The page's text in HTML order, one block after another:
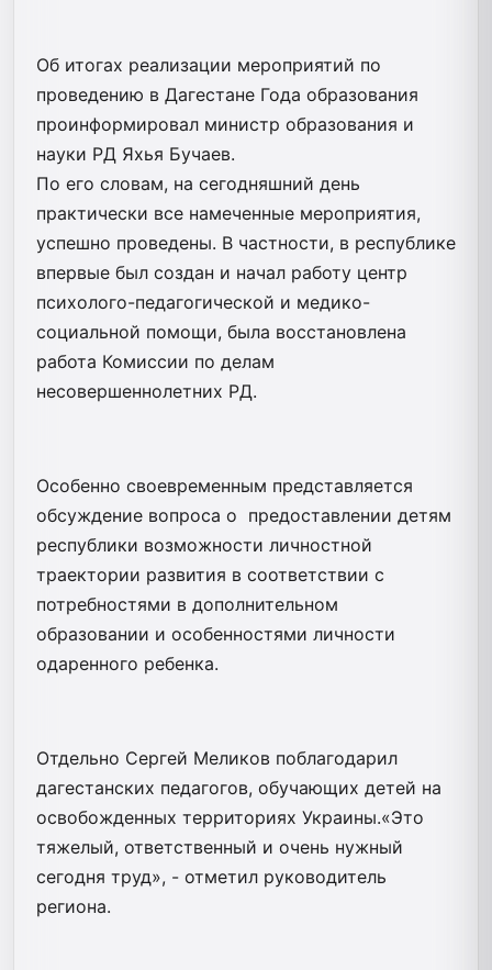
Об итогах реализации мероприятий по
проведению в Дагестане Года образования
проинформировал министр образования и
науки РД Яхья Бучаев.
По его словам, на сегодняшний день
практически все намеченные мероприятия,
успешно проведены. В частности, в республике
впервые был создан и начал работу центр
психолого-педагогической и медико-
социальной помощи, была восстановлена
работа Комиссии по делам
несовершеннолетних РД.
Особенно своевременным представляется
обсуждение вопроса о предоставлении детям
республики возможности личностной
траектории развития в соответствии с
потребностями в дополнительном
образовании и особенностями личности
одаренного ребенка.
Отдельно Сергей Меликов поблагодарил
дагестанских педагогов, обучающих детей на
освобожденных территориях Украины.«Это
тяжелый, ответственный и очень нужный
сегодня труд», - отметил руководитель
региона.